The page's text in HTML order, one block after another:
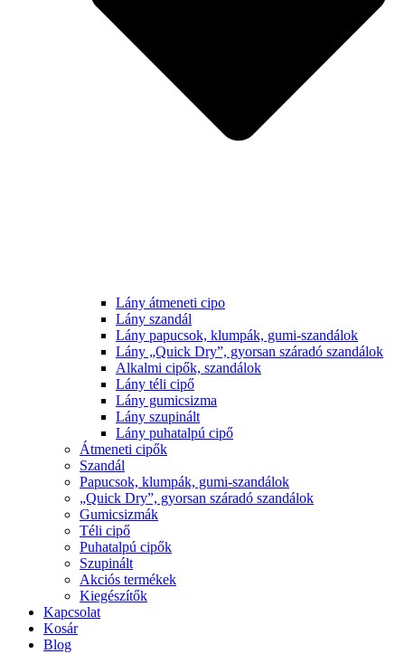
Lány átmeneti cipo
Lány szandál
Lány papucsok, klumpák, gumi-szandálok
Lány „Quick Dry”, gyorsan száradó szandálok
Alkalmi cipők, szandálok
Lány téli cipő
Lány gumicsizma
Lány szupinált
Lány puhatalpú cipő
Átmeneti cipők
Szandál
Papucsok, klumpák, gumi-szandálok
„Quick Dry”, gyorsan száradó szandálok
Gumicsizmák
Téli cipő
Puhatalpú cipők
Szupinált
Akciós termékek
Kiegészítők
Kapcsolat
Kosár
Blog